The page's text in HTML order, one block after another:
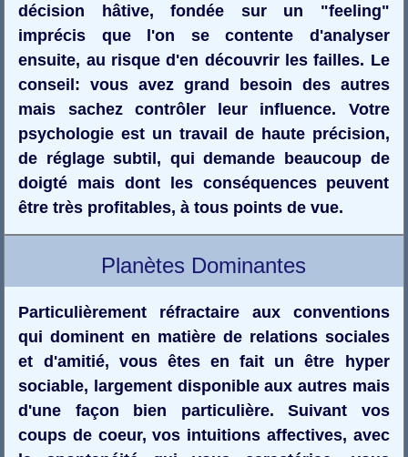
décision hâtive, fondée sur un "feeling"
imprécis que l'on se contente d'analyser
ensuite, au risque d'en découvrir les failles. Le
conseil: vous avez grand besoin des autres
mais sachez contrôler leur influence. Votre
psychologie est un travail de haute précision,
de réglage subtil, qui demande beaucoup de
doigté mais dont les conséquences peuvent
être très profitables, à tous points de vue.
Planètes Dominantes
Particulièrement réfractaire aux conventions
qui dominent en matière de relations sociales
et d'amitié, vous êtes en fait un être hyper
sociable, largement disponible aux autres mais
d'une façon bien particulière. Suivant vos
coups de coeur, vos intuitions affectives, avec